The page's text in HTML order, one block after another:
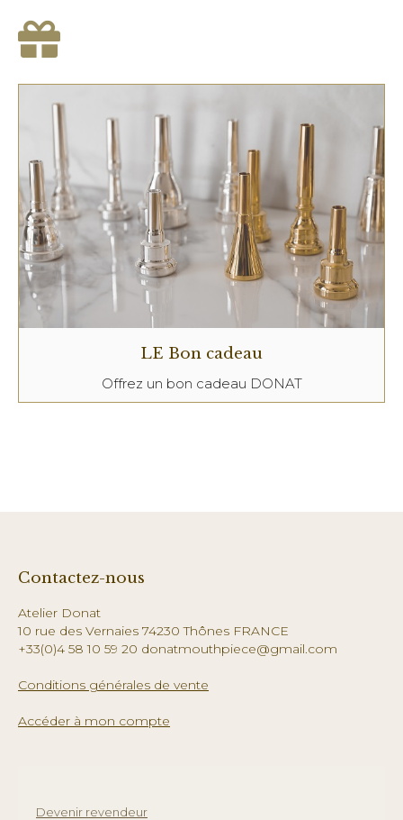
LE Bon cadeau
Offrez un bon cadeau DONAT
Contactez-nous
Atelier Donat
10 rue des Vernaies 74230 Thônes FRANCE
+33(0)4 58 10 59 20 donatmouthpiece@gmail.com
Conditions générales de vente
Accéder à mon compte
Devenir revendeur